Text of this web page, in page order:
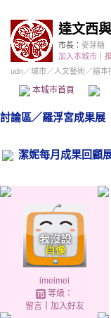
達文西
市長： 麥芽糖
加入本城市
udn／城市／人文藝術／繪本
本城市首頁
討論區／羅浮宮成果展
潔妮每月成果回顧
imeimei
等級：
留言｜ 加入好友